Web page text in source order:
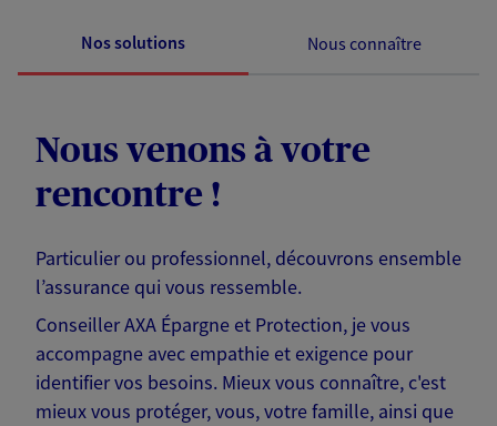
Nos solutions Nous connaître
Nous venons à votre
rencontre !
Particulier ou professionnel, découvrons ensemble
l’assurance qui vous ressemble.
Conseiller AXA Épargne et Protection, je vous
accompagne avec empathie et exigence pour
identifier vos besoins. Mieux vous connaître, c'est
mieux vous protéger, vous, votre famille, ainsi que